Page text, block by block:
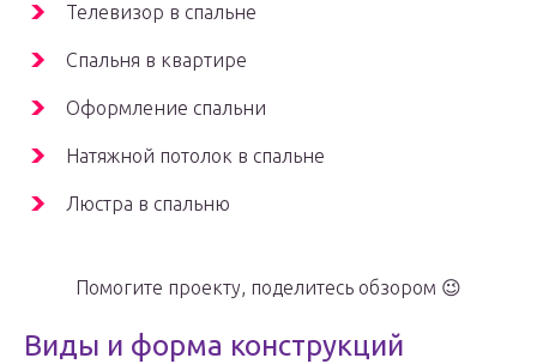
Телевизор в спальне
Спальня в квартире
Оформление спальни
Натяжной потолок в спальне
Люстра в спальню
Помогите проекту, поделитесь обзором 😉
Виды и форма конструкций